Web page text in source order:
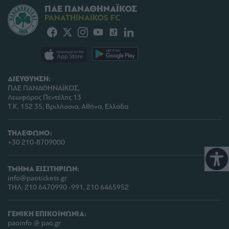
ΔΙΕΥΘΥΝΣΗ:
ΠΑΕ ΠΑΝΑΘΗΝΑΪΚΟΣ,
Λεωφόρος Πεντέλης 13
Τ.Κ. 152 35, Βριλήσσια, Αθήνα, Ελλάδα
ΤΗΛΕΦΩΝΟ:
+30 210-8709000
ΤΜΗΜΑ ΕΙΣΙΤΗΡΙΩΝ:
info@paotickets.gr
ΤΗΛ: 210 6470990 -991, 210 6465952
ΓΕΝΙΚΗ ΕΠΙΚΟΙΝΩΝΙΑ:
paoinfo @ pao.gr
ΠΑΕ ΠΑΝΑΘΗΝΑΪΚΟΣ
PANATHINAIKOS FC